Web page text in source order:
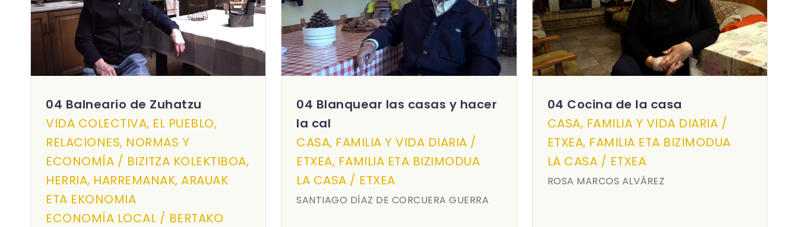
04 Balneario de Zuhatzu
VIDA COLECTIVA, EL PUEBLO,
RELACIONES, NORMAS Y
ECONOMÍA / BIZITZA KOLEKTIBOA,
HERRIA, HARREMANAK, ARAUAK
ETA EKONOMIA
ECONOMÍA LOCAL / BERTAKO
04 Blanquear las casas y hacer
la cal
CASA, FAMILIA Y VIDA DIARIA /
ETXEA, FAMILIA ETA BIZIMODUA
LA CASA / ETXEA
SANTIAGO DÍAZ DE CORCUERA GUERRA
04 Cocina de la casa
CASA, FAMILIA Y VIDA DIARIA /
ETXEA, FAMILIA ETA BIZIMODUA
LA CASA / ETXEA
ROSA MARCOS ALVÁREZ